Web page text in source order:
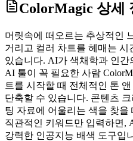
ColorMagic 상세
머릿속에 떠오르는 추상적인
거리고 컬러 차트를 헤매는
있습니다. AI가 색채학과 인간
AI 툴이 꼭 필요한 사람
트를 시작할 때 전체적인 톤
단축할 수 있습니다. 콘텐츠
팅 자료에 어울리는 색을 찾
직관적인 키워드만 입력하면,
강력한 인공지능 배색 도구입